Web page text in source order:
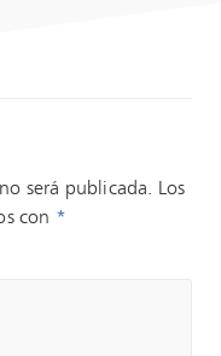
será publicada. Los
con *